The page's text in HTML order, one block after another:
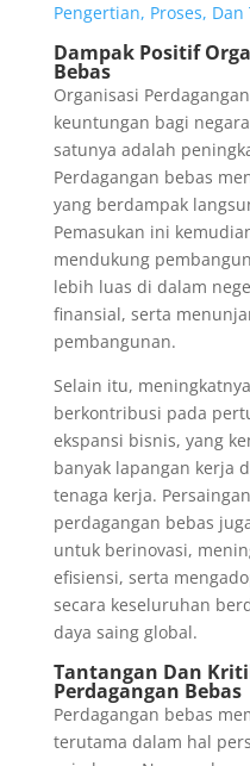
Pengertian, Proses,
Dampak Positif
Bebas
Organisasi
keuntungan bagi
satunya adalah
Perdagangan bebas
yang berdampak
Pemasukan ini
mendukung
lebih luas di dalam
finansial, serta
pembangunan.
Selain itu,
berkontribusi pada
ekspansi bisnis, yang
banyak lapangan kerja
tenaga kerja.
perdagangan bebas
untuk berinovasi,
efisiensi, serta
secara keseluruhan
daya saing global.
Tantangan Dan
Perdagangan Bebas
Perdagangan bebas
terutama dalam hal